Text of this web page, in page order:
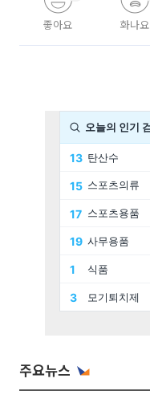
좋아요 화나요
주요뉴스